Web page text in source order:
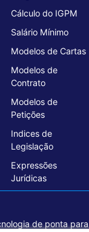
Cálculo do IGPM
Salário Mínimo
Modelos de Cartas
Modelos de
Contrato
Modelos de
Petições
Indices de
Legislação
Expressões
Jurídicas
de ponta